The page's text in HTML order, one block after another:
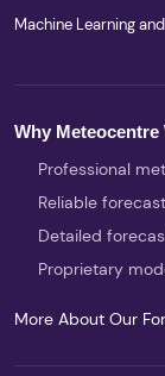
Machine Learning
Why Meteocentre
Professional
Reliable
Detailed
Proprietary
More About Our